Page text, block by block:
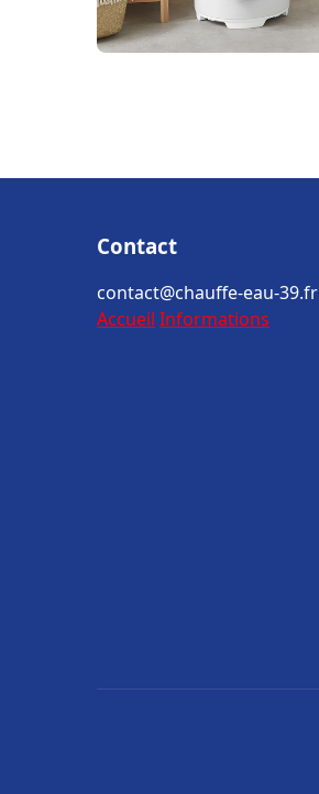
Contact
contact@chauffe-eau-39.fr
Accueil Informations